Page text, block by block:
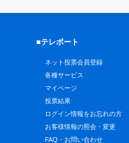
■テレボート
ネット投票会員登録
各種サービス
マイページ
投票結果
ログイン情報をお忘れの方
お客様情報の照会・変更
FAQ・お問い合わせ